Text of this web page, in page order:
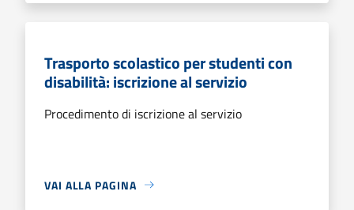
Trasporto scolastico per studenti con
disabilità: iscrizione al servizio
Procedimento di iscrizione al servizio
VAI ALLA PAGINA